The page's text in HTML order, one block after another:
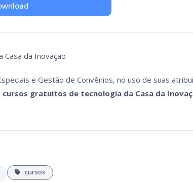
Casa da Inovação
e Gestão de Convênios, no uso de suas
gratuitos de tecnologia da Casa da
cursos